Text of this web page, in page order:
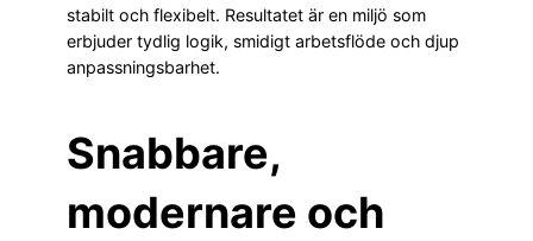
stabilt och flexibelt. Resultatet är en miljö som
erbjuder tydlig logik, smidigt arbetsflöde och djup
anpassningsbarhet.
Snabbare,
modernare och